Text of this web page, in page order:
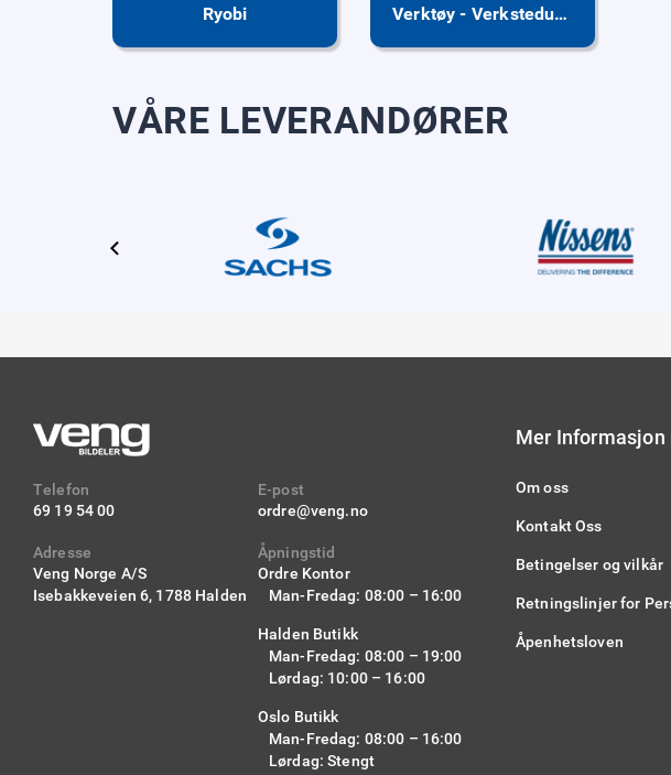
Ryobi Verktøy - Verkstedutstyr
VÅRE LEVERANDØRER
Telefon
69 19 54 00
Adresse
Veng Norge A/S
Isebakkeveien 6, 1788 Halden
E-post
ordre@veng.no
Åpningstid
Ordre Kontor
Man-Fredag: 08:00 – 16:00
Halden Butikk
Man-Fredag: 08:00 – 19:00
Lørdag: 10:00 – 16:00
Oslo Butikk
Man-Fredag: 08:00 – 16:00
Lørdag: Stengt
Mer Informasjon
Om oss
Kontakt Oss
Betingelser og vilkår
Retningslinjer for
Åpenhetsloven